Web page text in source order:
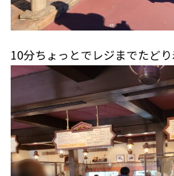
10分ちょっとでレジまでたどり